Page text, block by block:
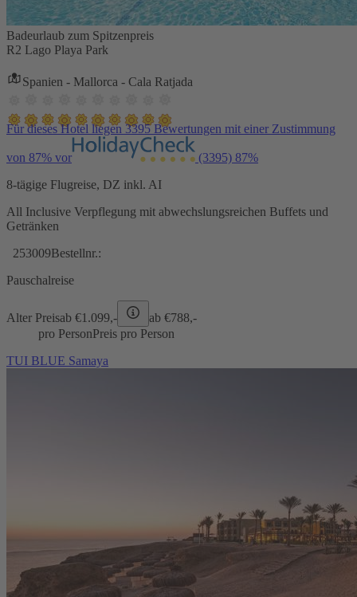
Badeurlaub zum Spitzenpreis
R2 Lago Playa Park
Spanien - Mallorca - Cala Ratjada
Für dieses Hotel liegen 3395 Bewertungen mit einer Zustimmung
von 87% vor (3395) 87%
8-tägige Flugreise, DZ inkl. AI
All Inclusive Verpflegung mit abwechslungsreichen Buffets und
Getränken
253009Bestellnr.:
Pauschalreise
Alter Preisab €1.099,- ab €788,-
pro PersonPreis pro Person
TUI BLUE Samaya